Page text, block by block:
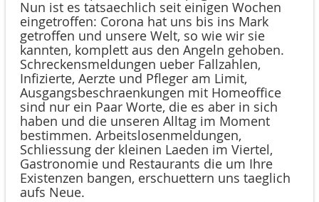
Nun ist es tatsaechlich seit einigen Wochen
eingetroffen: Corona hat uns bis ins Mark
getroffen und unsere Welt, so wie wir sie
kannten, komplett aus den Angeln gehoben.
Schreckensmeldungen ueber Fallzahlen,
Infizierte, Aerzte und Pfleger am Limit,
Ausgangsbeschraenkungen mit Homeoffice
sind nur ein Paar Worte, die es aber in sich
haben und die unseren Alltag im Moment
bestimmen. Arbeitslosenmeldungen,
Schliessung der kleinen Laeden im Viertel,
Gastronomie und Restaurants die um Ihre
Existenzen bangen, erschuettern uns taeglich
aufs Neue.